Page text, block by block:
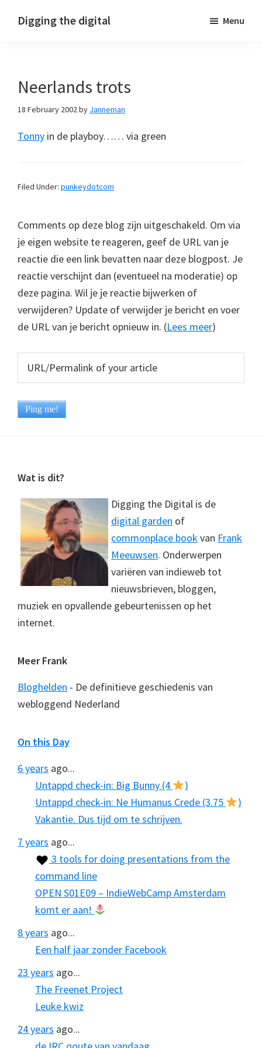
Digging the digital Menu
Neerlands trots
18 February 2002by Janneman
Tonny in de playboy…… via green
Filed Under: punkeydotcom
Comments op deze blog zijn uitgeschakeld. Om via
je eigen website te reageren, geef de URL van je
reactie die een link bevatten naar deze blogpost. Je
reactie verschijnt dan (eventueel na moderatie) op
deze pagina. Wil je je reactie bijwerken of
verwijderen? Update of verwijder je bericht en voer
de URL van je bericht opnieuw in. (Lees meer)
Footer
Wat is dit?
Digging the Digital is de
digital garden of
commonplace bookvan Frank
Meeuwsen. Onderwerpen
variëren van indieweb tot
nieuwsbrieven, bloggen,
muziek en opvallende gebeurtenissen op het
internet.
Meer Frank
Bloghelden - De definitieve geschiedenis van
webloggend Nederland
On this Day
6 years ago...
Untappd check-in: Big Bunny (4
)
Untappd check-in: Ne Humanus Crede (3.75
)
Vakantie. Dus tijd om te schrijven.
7 years ago...
3 tools for doing presentations from the
command line
OPEN S01E09 – IndieWebCamp Amsterdam
komt er aan!
8 years ago...
Een half jaar zonder Facebook
23 years ago...
The Freenet Project
Leuke kwiz
24 years ago...